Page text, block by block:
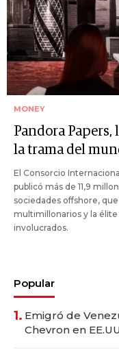
MONEY
Pandora
la trama del
El Consorcio
publicó más de 11,9
sociedades offshore,
multimillonarios y la
involucrados.
Popular
1. Emigró de
Chevron en